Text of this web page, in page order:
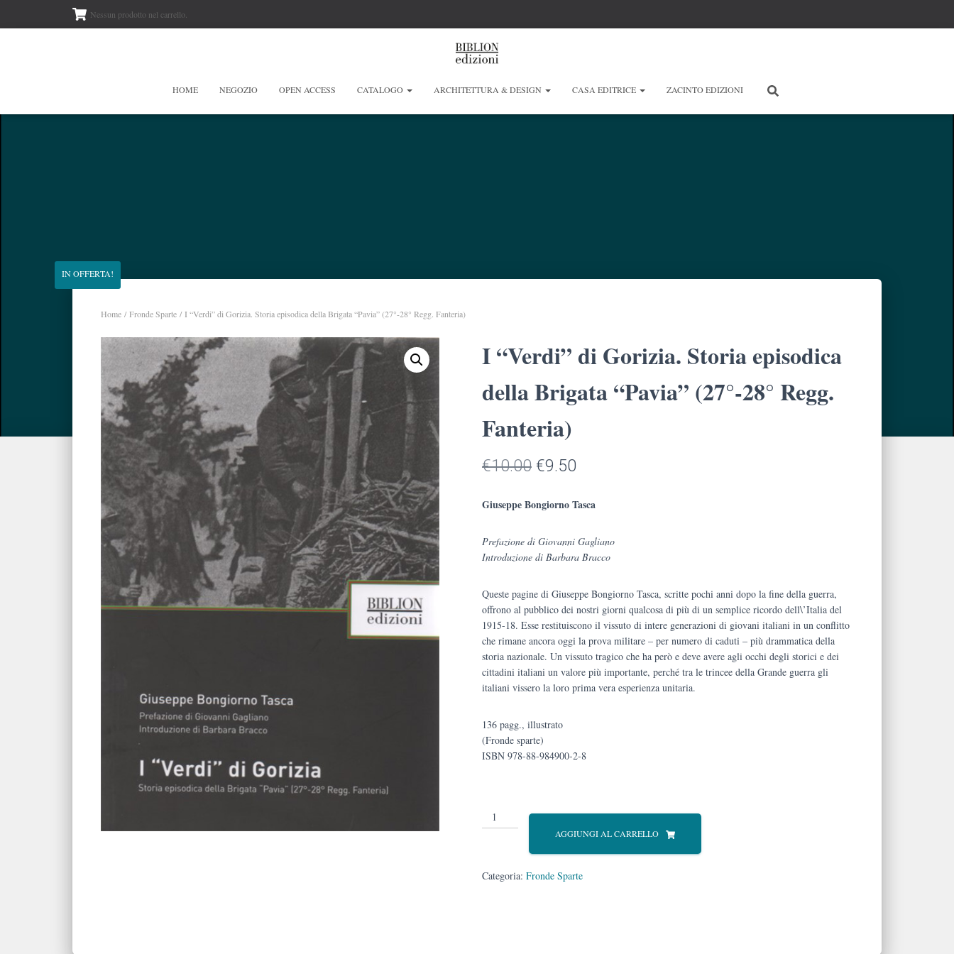
Nessun prodotto nel carrello.
HOME NEGOZIO OPEN ACCESS CATALOGO ARCHITETTURA & DESIGN CASA EDITRICE ZACINTO EDIZIONI
Home /Fronde Sparte / I “Verdi” di Gorizia. Storia episodica della Brigata “Pavia” (27°-28° Regg. Fanteria)
IN OFFERTA!
I “Verdi” di Gorizia. Storia episodica
della Brigata “Pavia” (27°-28° Regg.
Fanteria)
€10.00 Il
era:
€9.50
è:
Giuseppe Bongiorno Tasca
Prefazione di Giovanni Gagliano
Introduzione di Barbara Bracco
Queste pagine di Giuseppe Bongiorno Tasca, scritte pochi anni dopo la fine della guerra,
offrono al pubblico dei nostri giorni qualcosa di più di un semplice ricordo dell\’Italia del
1915-18. Esse restituiscono il vissuto di intere generazioni di giovani italiani in un conflitto
che rimane ancora oggi la prova militare – per numero di caduti – più drammatica della
storia nazionale. Un vissuto tragico che ha però e deve avere agli occhi degli storici e dei
cittadini italiani un valore più importante, perché tra le trincee della Grande guerra gli
italiani vissero la loro prima vera esperienza unitaria.
136 pagg., illustrato
(Fronde sparte)
ISBN 978-88-984900-2-8
“Verdi”
Storia
AGGIUNGI AL CARRELLO
Categoria: Fronde Sparte